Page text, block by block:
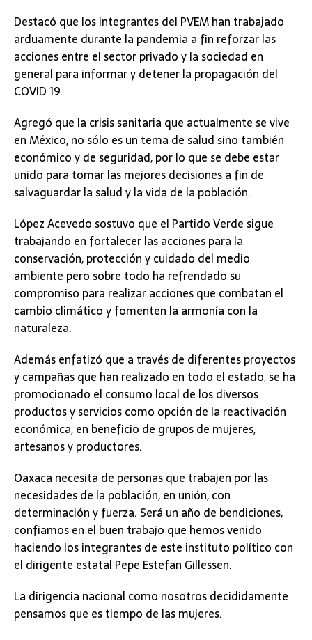
Destacó que los integrantes del PVEM han trabajado
arduamente durante la pandemia a fin reforzar las
acciones entre el sector privado y la sociedad en
general para informar y detener la propagación del
COVID 19.
Agregó que la crisis sanitaria que actualmente se vive
en México, no sólo es un tema de salud sino también
económico y de seguridad, por lo que se debe estar
unido para tomar las mejores decisiones a fin de
salvaguardar la salud y la vida de la población.
López Acevedo sostuvo que el Partido Verde sigue
trabajando en fortalecer las acciones para la
conservación, protección y cuidado del medio
ambiente pero sobre todo ha refrendado su
compromiso para realizar acciones que combatan el
cambio climático y fomenten la armonía con la
naturaleza.
Además enfatizó que a través de diferentes proyectos
y campañas que han realizado en todo el estado, se ha
promocionado el consumo local de los diversos
productos y servicios como opción de la reactivación
económica, en beneficio de grupos de mujeres,
artesanos y productores.
Oaxaca necesita de personas que trabajen por las
necesidades de la población, en unión, con
determinación y fuerza. Será un año de bendiciones,
confiamos en el buen trabajo que hemos venido
haciendo los integrantes de este instituto político con
el dirigente estatal Pepe Estefan Gillessen.
La dirigencia nacional como nosotros decididamente
pensamos que es tiempo de las mujeres.